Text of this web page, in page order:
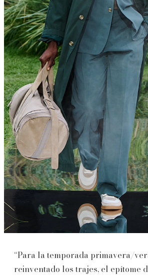
“Para la temporada primavera/
reinventado los trajes, el epítome